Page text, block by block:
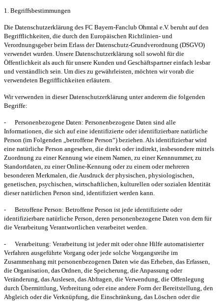
1. Begriffsbestimmungen
Die Datenschutzerklärung des FC Bayern-Fanclub Ohmtal e.V. beruht auf den
Begrifflichkeiten, die durch den Europäischen Richtlinien- und
Verordnungsgeber beim Erlass der Datenschutz-Grundverordnung (DSGVO)
verwendet wurden. Unsere Datenschutzerklärung soll sowohl für die
Öffentlichkeit als auch für unsere Kunden und Geschäftspartner einfach lesbar
und verständlich sein. Um dies zu gewährleisten, möchten wir vorab die
verwendeten Begrifflichkeiten erläutern.
Wir verwenden in dieser Datenschutzerklärung unter anderem die folgenden
Begriffe:
- Personenbezogene Daten: Personenbezogene Daten sind alle
Informationen, die sich auf eine identifizierte oder identifizierbare natürliche
Person (im Folgenden „betroffene Person“) beziehen. Als identifizierbar wird
eine natürliche Person angesehen, die direkt oder indirekt, insbesondere mittels
Zuordnung zu einer Kennung wie einem Namen, zu einer Kennnummer, zu
Standortdaten, zu einer Online-Kennung oder zu einem oder mehreren
besonderen Merkmalen, die Ausdruck der physischen, physiologischen,
genetischen, psychischen, wirtschaftlichen, kulturellen oder sozialen Identität
dieser natürlichen Person sind, identifiziert werden kann.
- Betroffene Person: Betroffene Person ist jede identifizierte oder
identifizierbare natürliche Person, deren personenbezogene Daten von dem für
die Verarbeitung Verantwortlichen verarbeitet werden.
- Verarbeitung: Verarbeitung ist jeder mit oder ohne Hilfe automatisierter
Verfahren ausgeführte Vorgang oder jede solche Vorgangsreihe im
Zusammenhang mit personenbezogenen Daten wie das Erheben, das Erfassen,
die Organisation, das Ordnen, die Speicherung, die Anpassung oder
Veränderung, das Auslesen, das Abfragen, die Verwendung, die Offenlegung
durch Übermittlung, Verbreitung oder eine andere Form der Bereitstellung, den
Abgleich oder die Verknüpfung, die Einschränkung, das Löschen oder die